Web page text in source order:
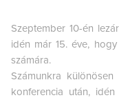
Szeptember 10-én
idén már 15. éve,
számára.
Számunkra
konferencia után,